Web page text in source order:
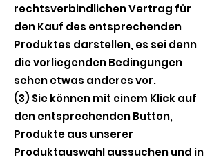
rechtsverbindlichen Vertrag für
den Kauf des entsprechenden
Produktes darstellen, es sei denn
die vorliegenden Bedingungen
sehen etwas anderes vor.
(3) Sie können mit einem Klick auf
den entsprechenden Button,
Produkte aus unserer
Produktauswahl aussuchen und in